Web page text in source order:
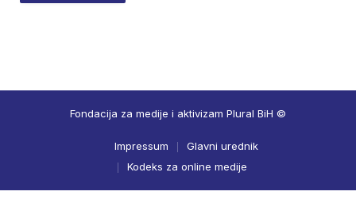
Fondacija za medije i aktivizam Plural BiH ©
Impressum
Glavni urednik
Kodeks za online medije